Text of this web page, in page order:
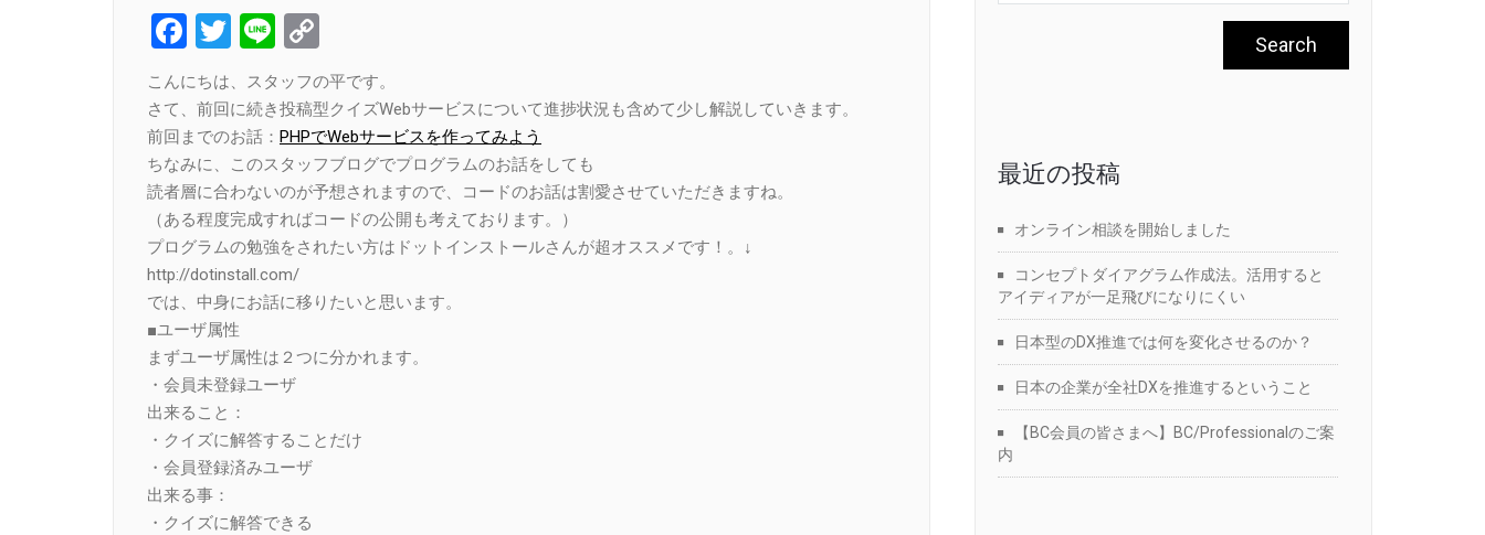
Facebook
Twitter
Line
Link
こんにちは、スタッフの平です。
さて、前回に続き投稿型クイズWebサービスについて進捗状況も含めて少し解説していきます。
前回までのお話： PHPでWebサービスを作ってみよう
ちなみに、このスタッフブログでプログラムのお話をしても
読者層に合わないのが予想されますので、コードのお話は割愛させていただきますね。
（ある程度完成すればコードの公開も考えております。）
プログラムの勉強をされたい方はドットインストールさんが超オススメです！。↓
http://dotinstall.com/
では、中身にお話に移りたいと思います。
■ユーザ属性
まずユーザ属性は２つに分かれます。
・会員未登録ユーザ
出来ること：
・クイズに解答することだけ
・会員登録済みユーザ
出来る事：
・クイズに解答できる
最近の投稿
オンライン相談を開始しました
コンセプトダイアグラム作成法。活用すると
アイディアが一足飛びになりにくい
日本型のDX推進では何を変化させるのか？
日本の企業が全社DXを推進するということ
【BC会員の皆さまへ】BC/Professionalのご案
内